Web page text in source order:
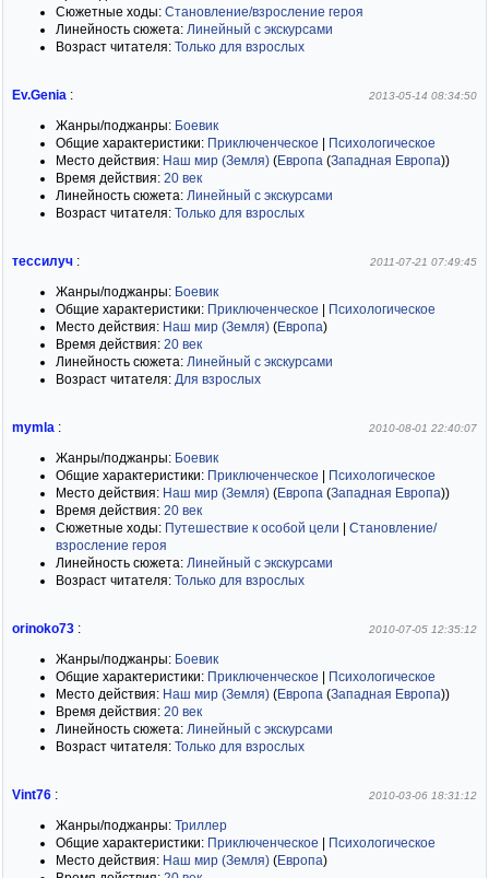
Сюжетные ходы: Становление/взросление героя
Линейность сюжета: Линейный с экскурсами
Возраст читателя: Только для взрослых
Ev.Genia : 2013-05-14 08:34:50
Жанры/поджанры: Боевик
Общие характеристики: Приключенческое
Психологическое
Место действия: Наш мир (Земля) (Европа (Западная Европа))
Время действия: 20 век
Линейность сюжета: Линейный с экскурсами
Возраст читателя: Только для взрослых
тессилуч : 2011-07-21 07:49:45
Жанры/поджанры: Боевик
Общие характеристики: Приключенческое
Психологическое
Место действия: Наш мир (Земля) (Европа)
Время действия: 20 век
Линейность сюжета: Линейный с экскурсами
Возраст читателя: Для взрослых
mymla : 2010-08-01 22:40:07
Жанры/поджанры: Боевик
Общие характеристики: Приключенческое
Психологическое
Место действия: Наш мир (Земля) (Европа (Западная Европа))
Время действия: 20 век
Сюжетные ходы: Путешествие к особой цели
Становление/
взросление героя
Линейность сюжета: Линейный с экскурсами
Возраст читателя: Только для взрослых
orinoko73 : 2010-07-05 12:35:12
Жанры/поджанры: Боевик
Общие характеристики: Приключенческое
Психологическое
Место действия: Наш мир (Земля) (Европа (Западная Европа))
Время действия: 20 век
Линейность сюжета: Линейный с экскурсами
Возраст читателя: Только для взрослых
Vint76 : 2010-03-06 18:31:12
Жанры/поджанры: Триллер
Общие характеристики: Приключенческое
Психологическое
Место действия: Наш мир (Земля) (Европа)